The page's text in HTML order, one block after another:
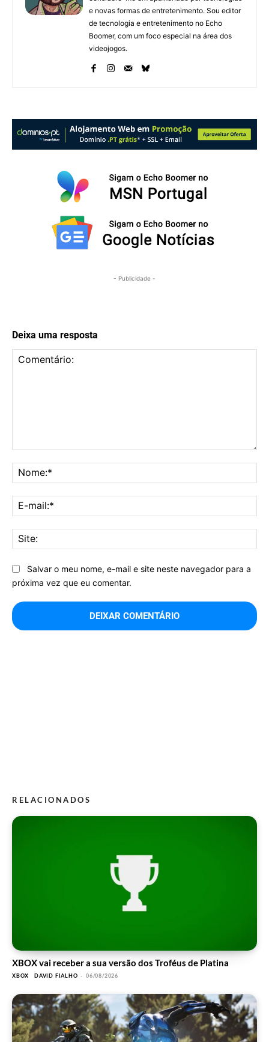
e novas formas de entretenimento. Sou editor
de tecnologia e entretenimento no Echo
Boomer, com um foco especial na área dos
videojogos.
- Publicidade -
Deixa uma resposta
Salvar o meu nome, e-mail e site neste navegador para a
próxima vez que eu comentar.
RELACIONADOS
XBOX vai receber a sua versão dos Troféus de Platina
XBOX DAVID FIALHO - 06/08/2026